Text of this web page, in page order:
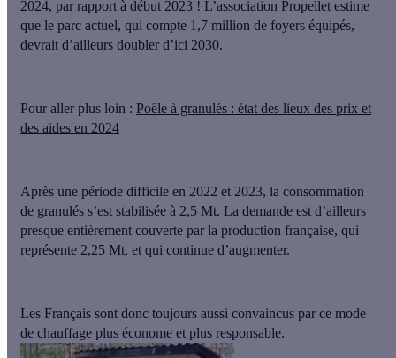
2024, par rapport à début 2023 ! L’association Propellet estime
que le parc actuel, qui compte 1,7 million de foyers équipés,
devrait d’ailleurs doubler d’ici 2030.
Pour aller plus loin : Poêle à granulés : état des lieux des prix et
des aides en 2024
Après une période difficile en 2022 et 2023, la consommation
de granulés s’est stabilisée à 2,5 Mt. La demande est d’ailleurs
presque entièrement couverte par la production française, qui
représente 2,25 Mt, et qui continue d’augmenter.
Les Français sont donc toujours aussi convaincus par ce mode
de chauffage plus économe et plus responsable.